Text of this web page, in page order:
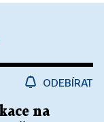
ODEBÍRAT
na